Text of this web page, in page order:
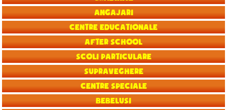
Angajari
Centre educationale
After School
Scoli particulare
Supraveghere
Centre speciale
Bebelusi